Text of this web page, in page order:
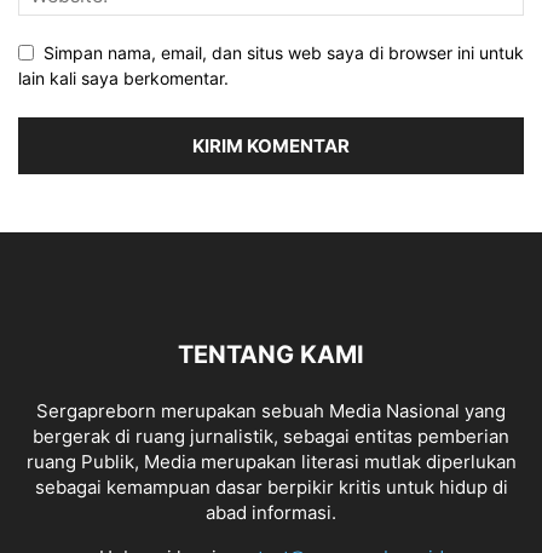
Simpan nama, email, dan situs web saya di browser ini untuk
lain kali saya berkomentar.
TENTANG KAMI
Sergapreborn merupakan sebuah Media Nasional yang
bergerak di ruang jurnalistik, sebagai entitas pemberian
ruang Publik, Media merupakan literasi mutlak diperlukan
sebagai kemampuan dasar berpikir kritis untuk hidup di
abad informasi.